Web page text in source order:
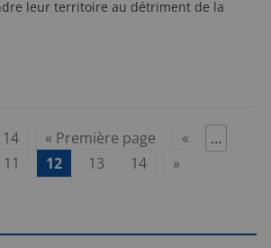
leur territoire au détriment de la
« Première page «
…
11 12 13 14 »